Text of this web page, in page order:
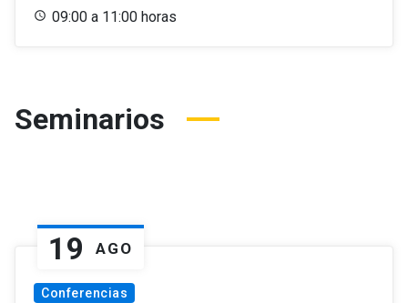
09:00 a 11:00 horas
Seminarios
19 AGO
Conferencias